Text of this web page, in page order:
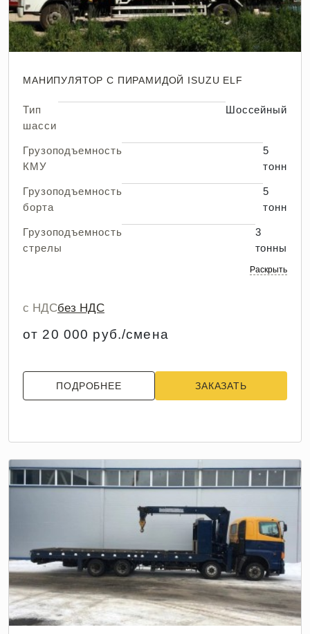
МАНИПУЛЯТОР С ПИРАМИДОЙ ISUZU ELF
Тип
шасси
Шоссейный
Грузоподъемность
КМУ
5
тонн
Грузоподъемность
борта
5
тонн
Грузоподъемность
стрелы
3
тонны
Раскрыть
с НДСбез НДС
от 20 000 руб./смена
ПОДРОБНЕЕ ЗАКАЗАТЬ